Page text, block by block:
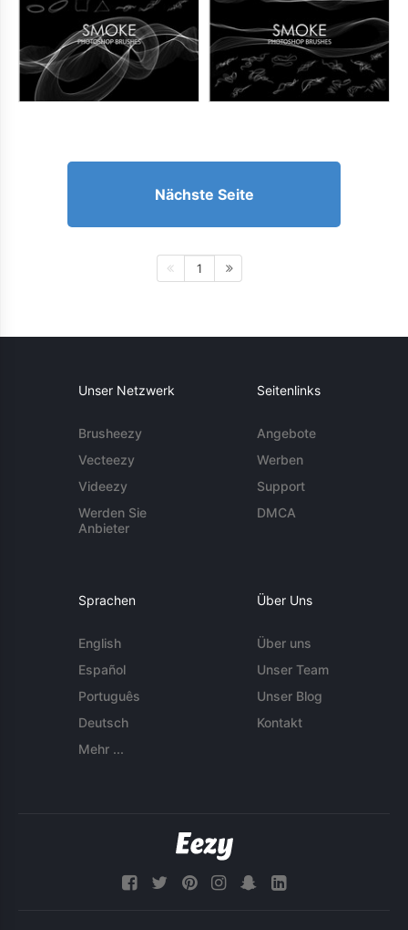
Nächste Seite
1
Unser Netzwerk
Brusheezy
Vecteezy
Videezy
Werden Sie
Anbieter
Seitenlinks
Angebote
Werben
Support
DMCA
Sprachen
English
Español
Português
Deutsch
Mehr ...
Über Uns
Über uns
Unser Team
Unser Blog
Kontakt